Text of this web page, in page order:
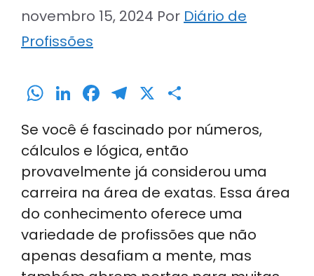
novembro 15, 2024 Por Diário de
Profissões
W
a
ts
A
p
p
Li
n
k
e
dI
n
F
c
e
b
o
o
k
T
e
gr
a
m
X
ar
e
Se você é fascinado por números,
cálculos e lógica, então
provavelmente já considerou uma
carreira na área de exatas. Essa área
do conhecimento oferece uma
variedade de profissões que não
apenas desafiam a mente, mas